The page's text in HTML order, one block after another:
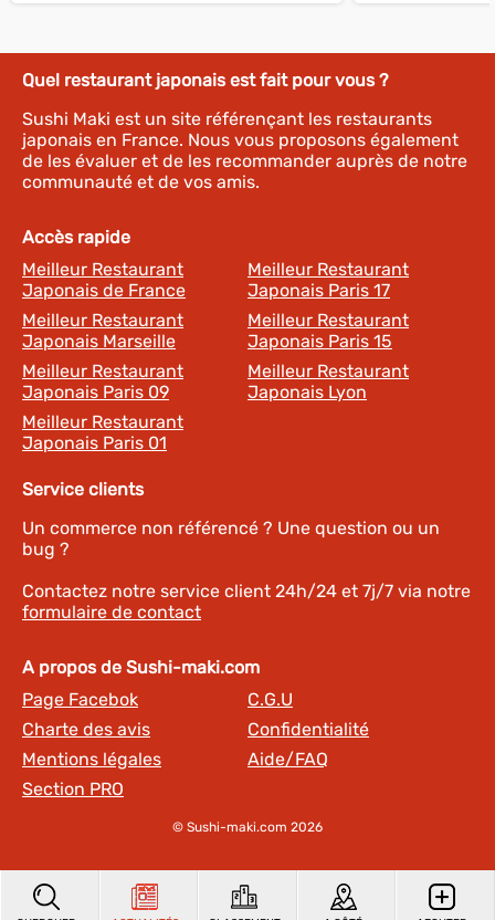
Quel restaurant japonais est fait pour vous ?
Sushi Maki est un site référençant les restaurants
japonais en France. Nous vous proposons également
de les évaluer et de les recommander auprès de notre
communauté et de vos amis.
Accès rapide
Meilleur Restaurant
Japonais de France
Meilleur Restaurant
Japonais Paris 17
Meilleur Restaurant
Japonais Marseille
Meilleur Restaurant
Japonais Paris 15
Meilleur Restaurant
Japonais Paris 09
Meilleur Restaurant
Japonais Lyon
Meilleur Restaurant
Japonais Paris 01
Service clients
Un commerce non référencé ? Une question ou un
bug ?
Contactez notre service client 24h/24 et 7j/7 via notre
formulaire de contact
A propos de Sushi-maki.com
Page Facebok
C.G.U
Charte des avis
Confidentialité
Mentions légales
Aide/FAQ
Section PRO
© Sushi-maki.com 2026